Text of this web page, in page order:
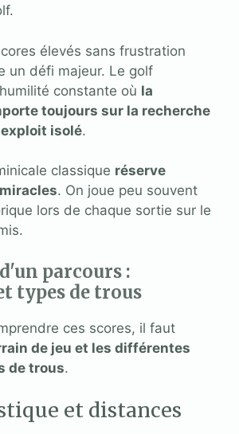
élevés sans frustration
un défi majeur. Le golf
constante où la
toujours sur la recherche
isolé.
classique réserve
. On joue peu souvent
lors de chaque sortie sur le
parcours :
types de trous
ces scores, il faut
de jeu et les différentes
de trous.
et distances